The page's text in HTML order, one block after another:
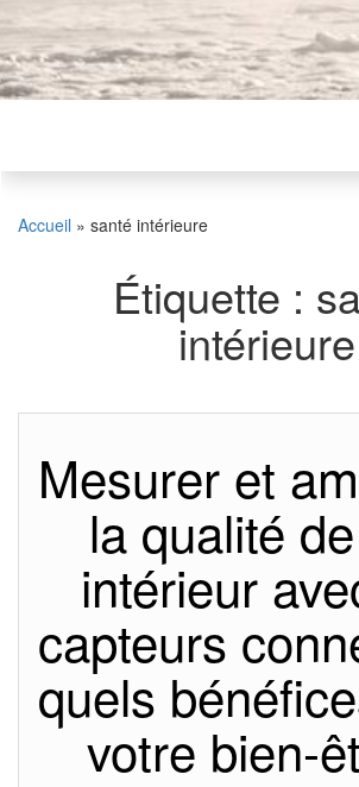
Accueil » santé intérieure
Étiquette :
intérieure
Mesurer et
la qualité de
intérieur
capteurs
quels
votre bien-